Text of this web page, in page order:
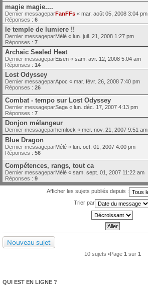
magie magie....
Dernier messageparFanFFs « mar. août 05, 2008 3:04 pm
Réponses : 6
le temple de lumiere !!
Dernier messageparMélé « lun. juil. 21, 2008 1:27 pm
Réponses : 7
Archaic Sealed Heat
Dernier messageparEisen « sam. avr. 12, 2008 5:04 am
Réponses : 14
Lost Odyssey
Dernier messageparApoc « mar. févr. 26, 2008 7:40 pm
Réponses : 26
Combat - tempo sur Lost Odyssey
Dernier messageparSaga « lun. déc. 17, 2007 4:13 pm
Réponses : 7
Donjon mélangeur
Dernier messageparhemlock « mer. nov. 21, 2007 9:51 am
Blue Dragon
Dernier messageparMélé « lun. oct. 01, 2007 4:00 pm
Réponses : 56
Compétences, rangs, tout ca
Dernier messageparMélé « sam. sept. 01, 2007 11:22 am
Réponses : 9
Afficher les sujets publiés depuis :
Trier par
Nouveau sujet
10 sujets •Page 1 sur 1
QUI EST EN LIGNE ?